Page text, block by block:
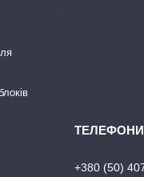
+380 (50)